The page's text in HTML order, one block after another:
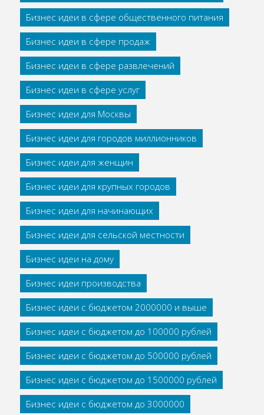
Бизнес идеи в сфере общественного питания
Бизнес идеи в сфере продаж
Бизнес идеи в сфере развлечений
Бизнес идеи в сфере услуг
Бизнес идеи для Москвы
Бизнес идеи для городов миллионников
Бизнес идеи для женщин
Бизнес идеи для крупных городов
Бизнес идеи для начинающих
Бизнес идеи для сельской местности
Бизнес идеи на дому
Бизнес идеи производства
Бизнес идеи с бюджетом 2000000 и выше
Бизнес идеи с бюджетом до 100000 рублей
Бизнес идеи с бюджетом до 500000 рублей
Бизнес идеи с бюджетом до 1500000 рублей
Бизнес идеи с бюджетом до 3000000